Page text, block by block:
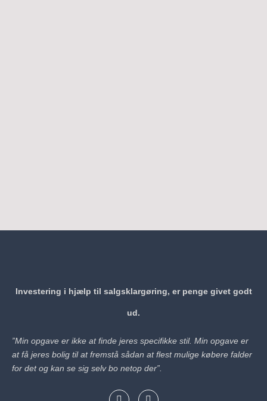
Investering i hjælp til salgsklargøring, er penge givet godt
ud.
”Min opgave er ikke at finde jeres specifikke stil. Min opgave er
at få jeres bolig til at fremstå sådan at flest mulige købere falder
for det og kan se sig selv bo netop der”.